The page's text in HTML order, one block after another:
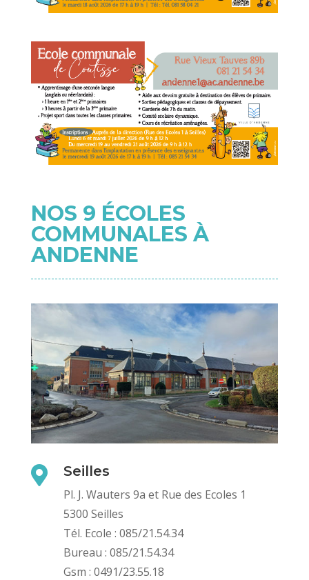
NOS 9 ÉCOLES
COMMUNALES À
ANDENNE
 Seilles
Pl. J. Wauters 9a et Rue des Ecoles 1
5300 Seilles
Tél. Ecole : 085/21.54.34
Bureau : 085/21.54.34
Gsm : 0491/23.55.18